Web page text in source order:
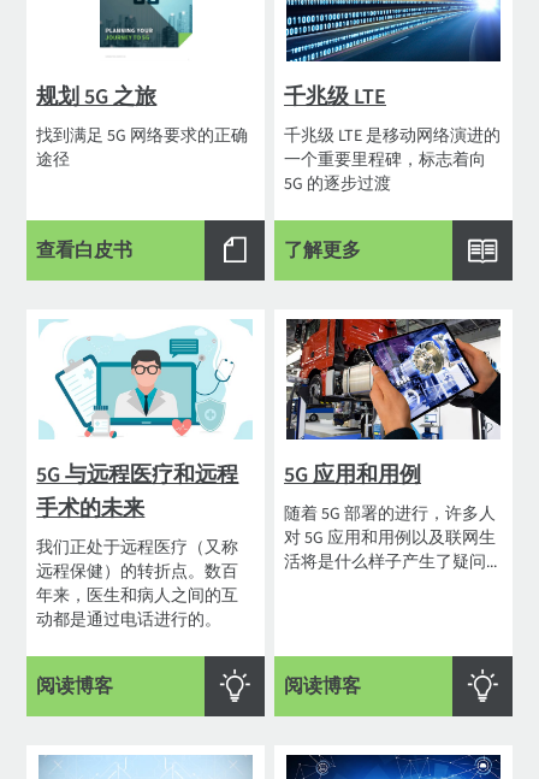
规划 5G 之旅
找到满足 5G 网络要求的正确
途径
查看白皮书
千兆级 LTE
千兆级 LTE 是移动网络演进的
一个重要里程碑，标志着向
5G 的逐步过渡
了解更多
5G 与远程医疗和远程
手术的未来
我们正处于远程医疗（又称
远程保健）的转折点。数百
年来，医生和病人之间的互
动都是通过电话进行的。
阅读博客
5G 应用和用例
随着 5G 部署的进行，许多人
对 5G 应用和用例以及联网生
活将是什么样子产生了疑问...
阅读博客